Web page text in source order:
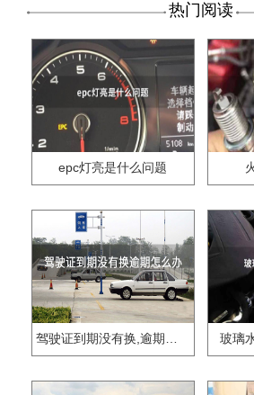
热门阅读
epc灯亮是什么问题
驾驶证到期没有换,逾期怎么办?? 玻璃